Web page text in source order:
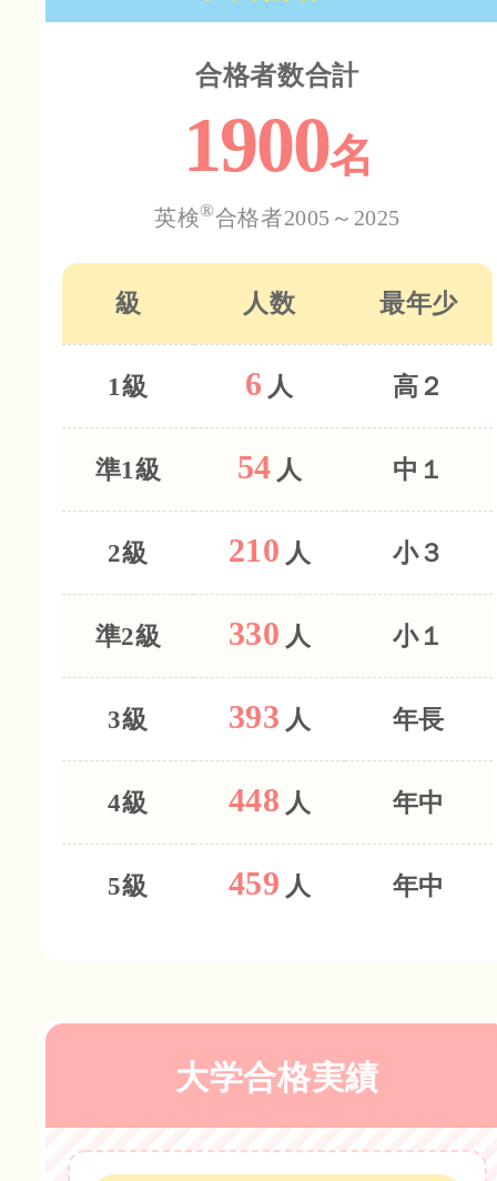
合格者数合計
1900名
英検®合格者2005～2025
級 人数 最年少
1級 6 人 高２
準1級 54 人 中１
2級 210 人 小３
準2級 330 人 小１
3級 393 人 年長
4級 448 人 年中
5級 459 人 年中
大学合格実績